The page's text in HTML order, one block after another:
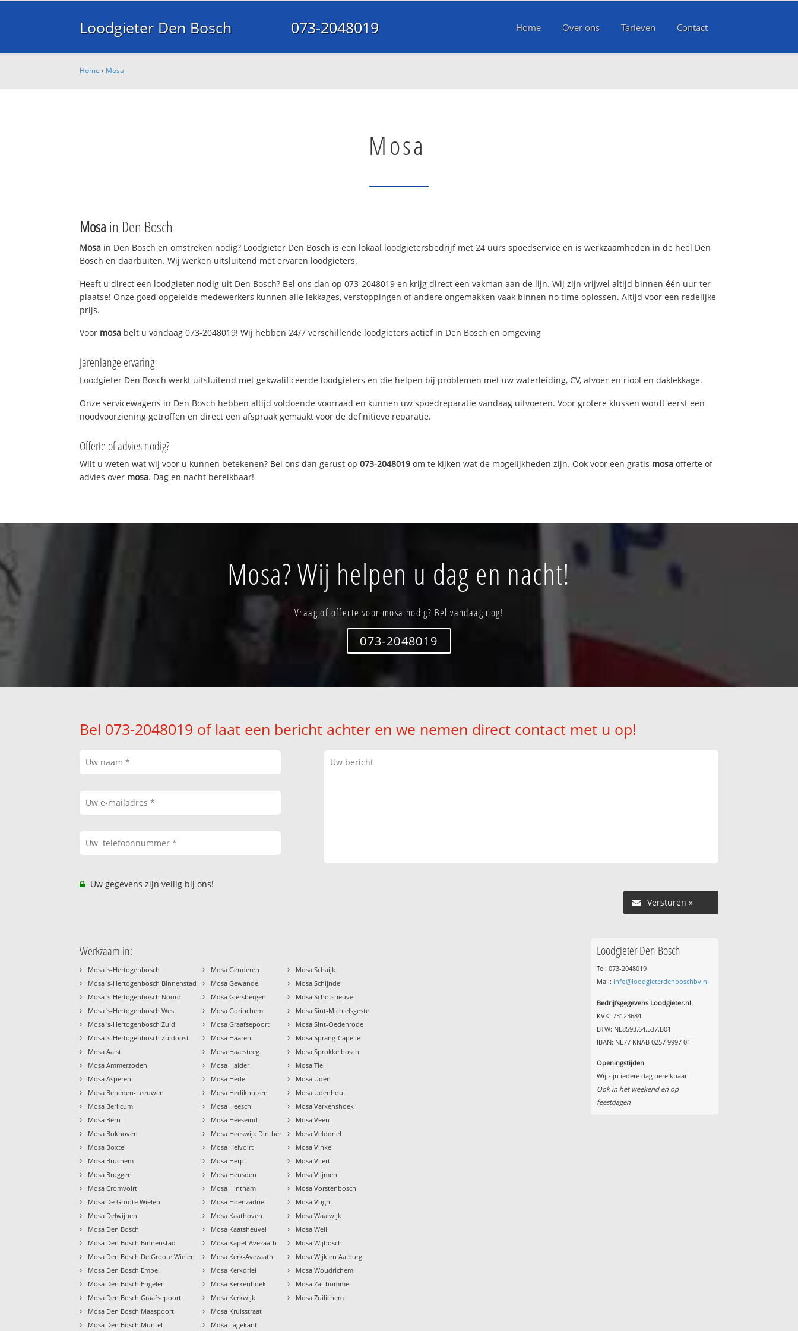
Loodgieter Den Bosch 073-2048019 Home Over ons Tarieven Contact
Home › Mosa
Mosa
Mosa in Den Bosch
Mosa in Den Bosch en omstreken nodig? Loodgieter Den Bosch is een lokaal loodgietersbedrijf met 24 uurs spoedservice en is werkzaamheden in de heel Den
Bosch en daarbuiten. Wij werken uitsluitend met ervaren loodgieters.
Heeft u direct een loodgieter nodig uit Den Bosch? Bel ons dan op 073-2048019 en krijg direct een vakman aan de lijn. Wij zijn vrijwel altijd binnen één uur ter
plaatse! Onze goed opgeleide medewerkers kunnen alle lekkages, verstoppingen of andere ongemakken vaak binnen no time oplossen. Altijd voor een redelijke
prijs.
Voor mosa belt u vandaag 073-2048019! Wij hebben 24/7 verschillende loodgieters actief in Den Bosch en omgeving
Jarenlange ervaring
Loodgieter Den Bosch werkt uitsluitend met gekwalificeerde loodgieters en die helpen bij problemen met uw waterleiding, CV, afvoer en riool en daklekkage.
Onze servicewagens in Den Bosch hebben altijd voldoende voorraad en kunnen uw spoedreparatie vandaag uitvoeren. Voor grotere klussen wordt eerst een
noodvoorziening getroffen en direct een afspraak gemaakt voor de definitieve reparatie.
Offerte of advies nodig?
Wilt u weten wat wij voor u kunnen betekenen? Bel ons dan gerust op073-2048019 om te kijken wat de mogelijkheden zijn. Ook voor een gratis mosa offerte of
advies over mosa. Dag en nacht bereikbaar!
Mosa? Wij helpen u dag en nacht!
Vraag of offerte voor mosa nodig? Bel vandaag nog!
073-2048019
Bel 073-2048019 of laat een bericht achter en we nemen direct contact met u op!
Uw gegevens zijn veilig bij ons!
Versturen »
Werkzaam in:
› Mosa 's-Hertogenbosch
› Mosa 's-Hertogenbosch Binnenstad
› Mosa 's-Hertogenbosch Noord
› Mosa 's-Hertogenbosch West
› Mosa 's-Hertogenbosch Zuid
› Mosa 's-Hertogenbosch Zuidoost
› Mosa Aalst
› Mosa Ammerzoden
› Mosa Asperen
› Mosa Beneden-Leeuwen
› Mosa Berlicum
› Mosa Bern
› Mosa Bokhoven
› Mosa Boxtel
› Mosa Bruchem
› Mosa Bruggen
› Mosa Cromvoirt
› Mosa De Groote Wielen
› Mosa Delwijnen
› Mosa Den Bosch
› Mosa Den Bosch Binnenstad
› Mosa Den Bosch De Groote Wielen
› Mosa Den Bosch Empel
› Mosa Den Bosch Engelen
› Mosa Den Bosch Graafsepoort
› Mosa Den Bosch Maaspoort
› Mosa Den Bosch Muntel
› Mosa Genderen
› Mosa Gewande
› Mosa Giersbergen
› Mosa Gorinchem
› Mosa Graafsepoort
› Mosa Haaren
› Mosa Haarsteeg
› Mosa Halder
› Mosa Hedel
› Mosa Hedikhuizen
› Mosa Heesch
› Mosa Heeseind
› Mosa Heeswijk Dinther
› Mosa Helvoirt
› Mosa Herpt
› Mosa Heusden
› Mosa Hintham
› Mosa Hoenzadriel
› Mosa Kaathoven
› Mosa Kaatsheuvel
› Mosa Kapel-Avezaath
› Mosa Kerk-Avezaath
› Mosa Kerkdriel
› Mosa Kerkenhoek
› Mosa Kerkwijk
› Mosa Kruisstraat
› Mosa Lagekant
› Mosa Schaijk
› Mosa Schijndel
› Mosa Schotsheuvel
› Mosa Sint-Michielsgestel
› Mosa Sint-Oedenrode
› Mosa Sprang-Capelle
› Mosa Sprokkelbosch
› Mosa Tiel
› Mosa Uden
› Mosa Udenhout
› Mosa Varkenshoek
› Mosa Veen
› Mosa Velddriel
› Mosa Vinkel
› Mosa Vliert
› Mosa Vlijmen
› Mosa Vorstenbosch
› Mosa Vught
› Mosa Waalwijk
› Mosa Well
› Mosa Wijbosch
› Mosa Wijk en Aalburg
› Mosa Woudrichem
› Mosa Zaltbommel
› Mosa Zuilichem
Loodgieter Den Bosch
Tel: 073-2048019
Mail: info@loodgieterdenboschbv.nl
Bedrijfsgegevens Loodgieter.nl
KVK: 73123684
BTW: NL8593.64.537.B01
IBAN: NL77 KNAB 0257 9997 01
Openingstijden
Wij zijn iedere dag bereikbaar!
Ook in het weekend en op
feestdagen